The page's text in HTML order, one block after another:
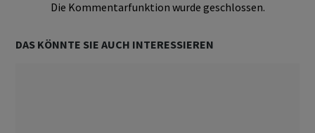
Die Kommentarfunktion wurde geschlossen.
DAS KÖNNTE SIE AUCH INTERESSIEREN